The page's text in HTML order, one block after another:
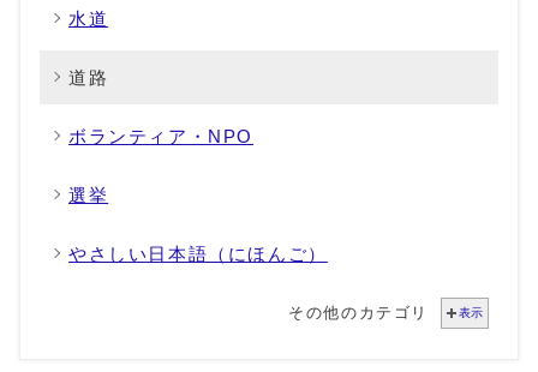
水道
道路
ボランティア・NPO
選挙
やさしい日本語（にほんご）
その他のカテゴリ 表示